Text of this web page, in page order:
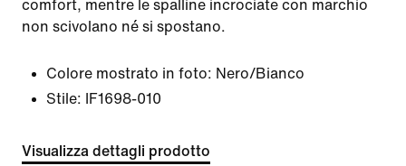
comfort, mentre le spalline incrociate con marchio
non scivolano né si spostano.
Colore mostrato in foto: Nero/Bianco
Stile:
IF1698-010
Visualizza dettagli prodotto